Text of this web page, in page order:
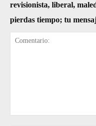
revisionista, liberal,
pierdas tiempo; tu